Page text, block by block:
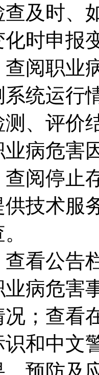
查及时、
时申报
职业病
统运行
、评价
病危害
阅停止
供技术服
公告栏
病危害
；查看
和中文